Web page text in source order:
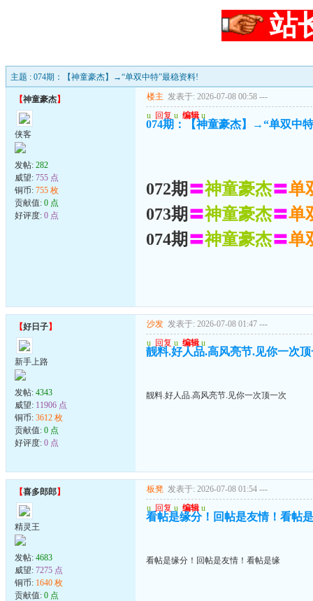
站
主题 : 074期：【神童豪杰】→“单双中特”最稳资料!
【神童豪杰】
侠客
发帖: 282
威望: 755 点
铜币: 755 枚
贡献值: 0 点
好评度: 0 点
楼主 发表于: 2026-07-08 00:58 ---
u 回复 u 编辑 u
074期：【神童豪杰】→“单双中
072期 〓神童豪杰〓单
073期 〓神童豪杰〓单
074期 〓神童豪杰〓单
【好日子】
新手上路
发帖: 4343
威望: 11906 点
铜币: 3612 枚
贡献值: 0 点
好评度: 0 点
沙发 发表于: 2026-07-08 01:47 ---
u 回复 u 编辑 u
靓料.好人品.高风亮节.见你一次
靓料.好人品.高风亮节.见你一次顶一次
【喜多郎郎】
精灵王
发帖: 4683
威望: 7275 点
铜币: 1640 枚
贡献值: 0 点
板凳 发表于: 2026-07-08 01:54 ---
u 回复 u 编辑 u
看帖是缘分！回帖是友情！看帖
看帖是缘分！回帖是友情！看帖是缘